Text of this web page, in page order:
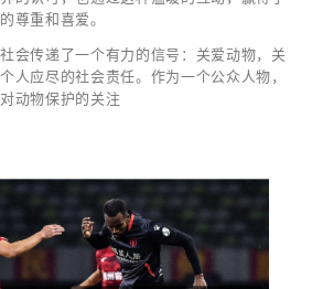
尊重和喜爱。
会传递了一个有力的信号：关爱动物，关
人应尽的社会责任。作为一个公众人物，
动物保护的关注